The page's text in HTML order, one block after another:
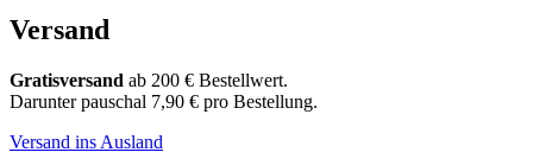
Versand
Gratisversand ab 200 € Bestellwert.
Darunter pauschal 7,90 € pro Bestellung.
Versand ins Ausland